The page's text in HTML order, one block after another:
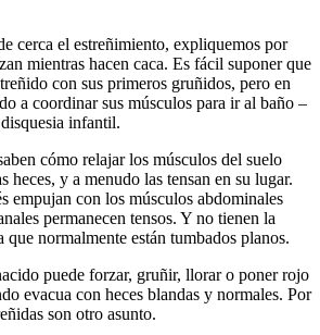
cerca el estreñimiento, expliquemos por
mientras hacen caca. Es fácil suponer que
con sus primeros gruñidos, pero en
a coordinar sus músculos para ir al baño –
infantil.
cómo relajar los músculos del suelo
heces, y a menudo las tensan en su lugar.
empujan con los músculos abdominales
permanecen tensos. Y no tienen la
que normalmente están tumbados planos.
puede forzar, gruñir, llorar o poner rojo
evacua con heces blandas y normales. Por
son otro asunto.